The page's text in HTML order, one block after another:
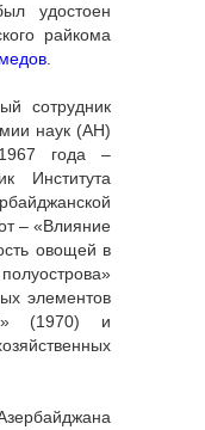
удостоен
райкома
сотрудник
наук (АН)
года –
Института
– «Влияние
овощей в
элементов
(1970) и